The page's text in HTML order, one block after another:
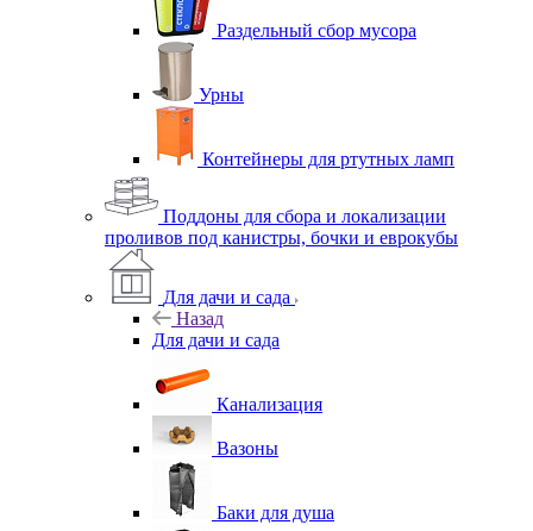
Раздельный сбор мусора
Урны
Контейнеры для ртутных ламп
Поддоны для сбора и локализации
проливов под канистры, бочки и еврокубы
Для дачи и сада
Назад
Для дачи и сада
Канализация
Вазоны
Баки для душа